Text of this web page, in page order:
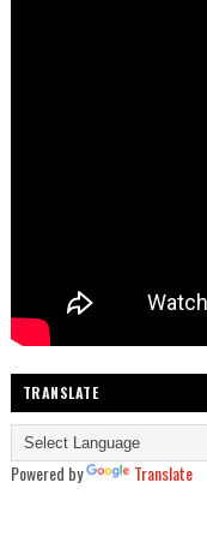
TRANSLATE
Powered by Translate